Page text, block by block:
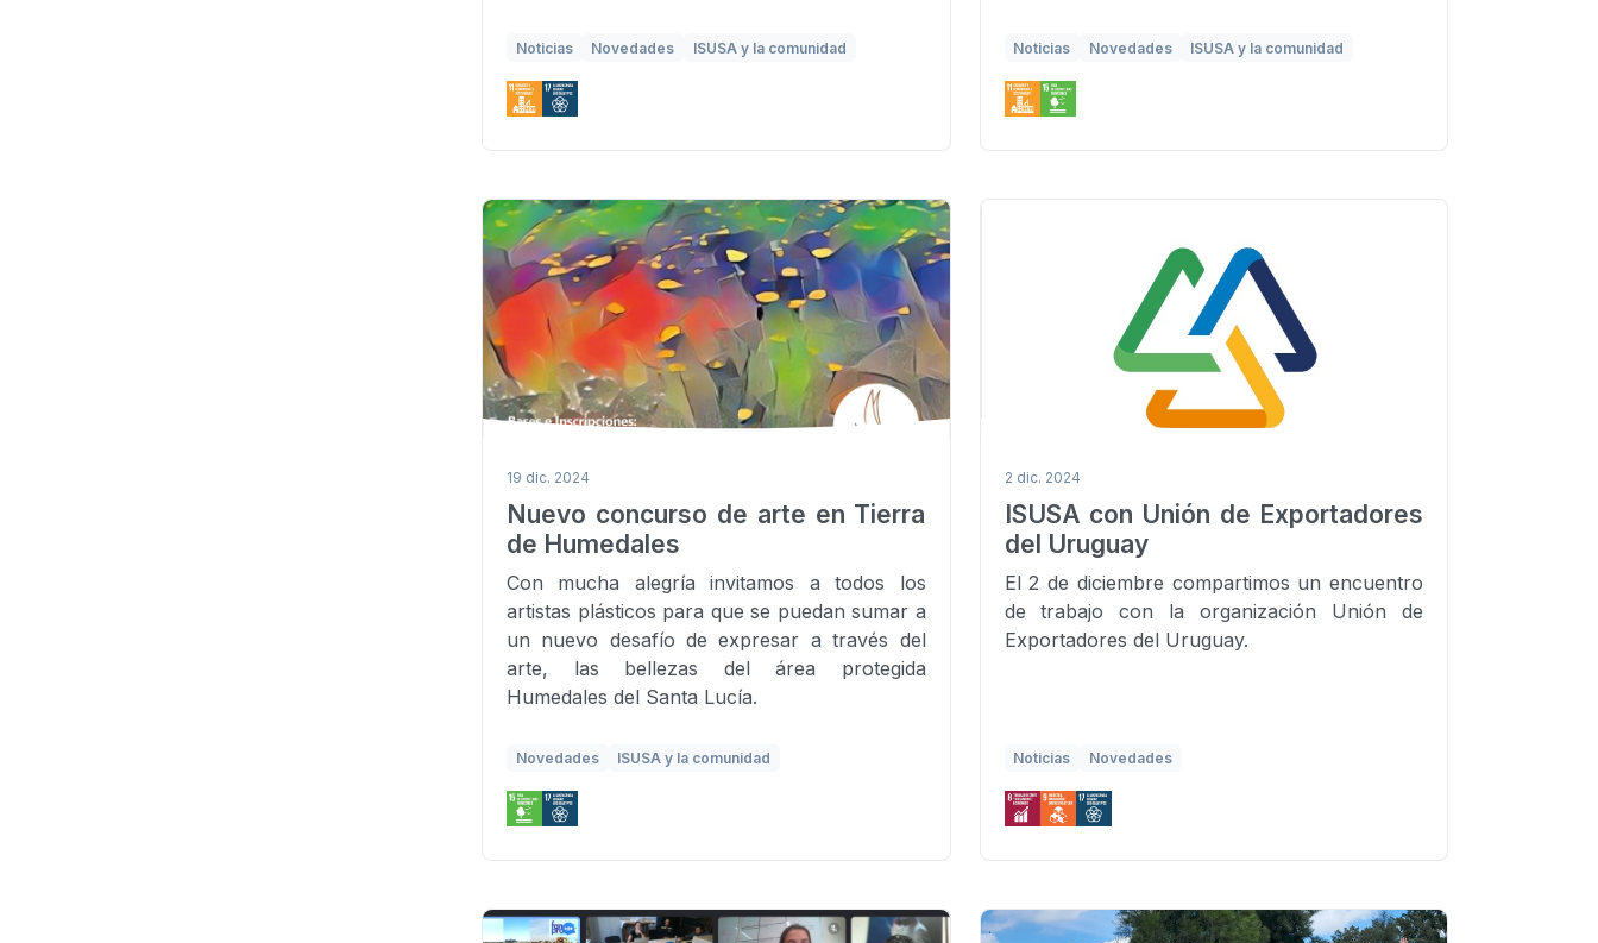
Noticias Novedades ISUSA y la comunidad Noticias Novedades ISUSA y la comunidad
19 dic. 2024
Nuevo concurso de arte en Tierra
de Humedales
Con mucha alegría invitamos a todos los
artistas plásticos para que se puedan sumar a
un nuevo desafío de expresar a través del
arte, las bellezas del área protegida
Humedales del Santa Lucía.
Novedades ISUSA y la comunidad
2 dic. 2024
ISUSA con Unión de Exportadores
del Uruguay
El 2 de diciembre compartimos un encuentro
de trabajo con la organización Unión de
Exportadores del Uruguay.
Noticias Novedades